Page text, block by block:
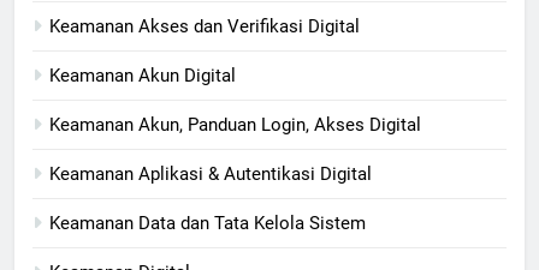
Keamanan Akses dan Verifikasi Digital
Keamanan Akun Digital
Keamanan Akun, Panduan Login, Akses Digital
Keamanan Aplikasi & Autentikasi Digital
Keamanan Data dan Tata Kelola Sistem